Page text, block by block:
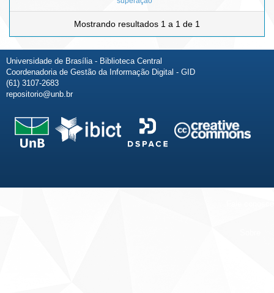
Mostrando resultados 1 a 1 de 1
Universidade de Brasília - Biblioteca Central
Coordenadoria de Gestão da Informação Digital - GID
(61) 3107-2683
repositorio@unb.br